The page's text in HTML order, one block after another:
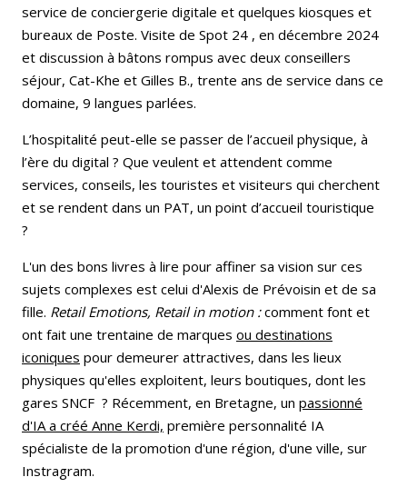
service de conciergerie digitale et quelques kiosques et
bureaux de Poste. Visite de Spot 24 , en décembre 2024
et discussion à bâtons rompus avec deux conseillers
séjour, Cat-Khe et Gilles B., trente ans de service dans ce
domaine, 9 langues parlées.
L’hospitalité peut-elle se passer de l’accueil physique, à
l’ère du digital ? Que veulent et attendent comme
services, conseils, les touristes et visiteurs qui cherchent
et se rendent dans un PAT, un point d’accueil touristique
?
L'un des bons livres à lire pour affiner sa vision sur ces
sujets complexes est celui d'Alexis de Prévoisin et de sa
fille. Retail Emotions, Retail in motion :comment font et
ont fait une trentaine de marques ou destinations
iconiques pour demeurer attractives, dans les lieux
physiques qu'elles exploitent, leurs boutiques, dont les
gares SNCF ? Récemment, en Bretagne, un passionné
d'IA a créé Anne Kerdi, première personnalité IA
spécialiste de la promotion d'une région, d'une ville, sur
Instragram.